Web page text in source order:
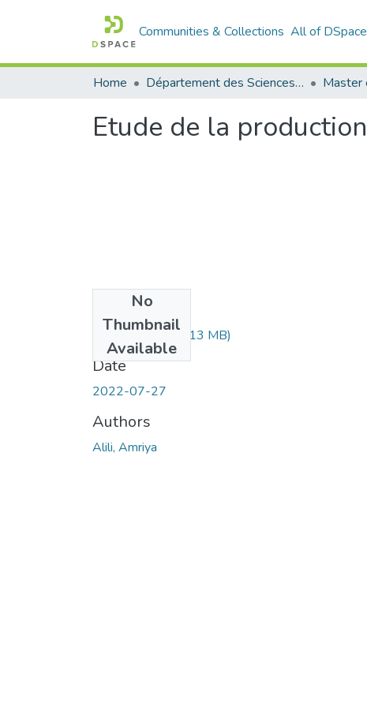
Communities & Collections All of DSpace
Home Département des Sciences Agronomiques et Forestières
Etude de la
No
Thumbnail
Available
alili-amriya.pdf(3.13 MB)
Date
2022-07-27
Authors
Alili, Amriya